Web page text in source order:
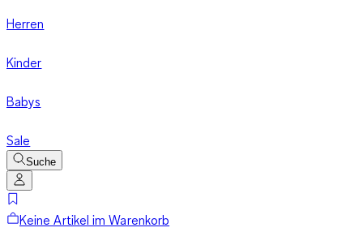
Herren
Kinder
Babys
Sale
Suche
Keine Artikel im Warenkorb